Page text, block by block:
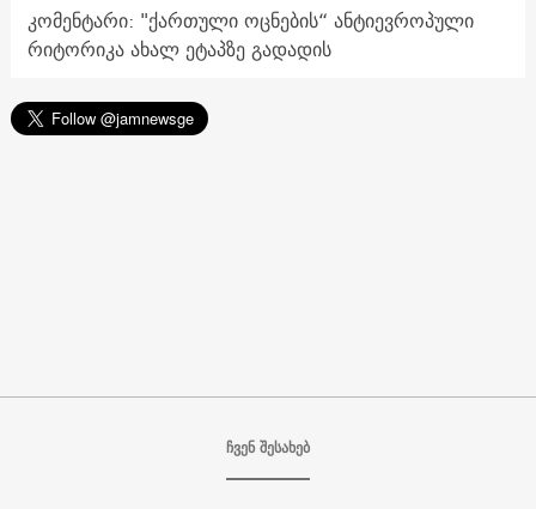
კომენტარი: "ქართული ოცნების“ ანტიევროპული
რიტორიკა ახალ ეტაპზე გადადის
ჩვენ შესახებ